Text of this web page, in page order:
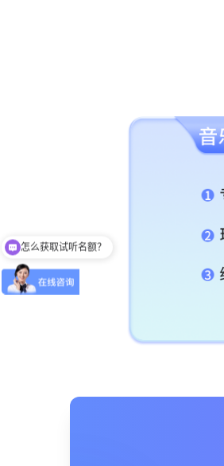
留下【姓名】 【微信】即获取免费试听名额